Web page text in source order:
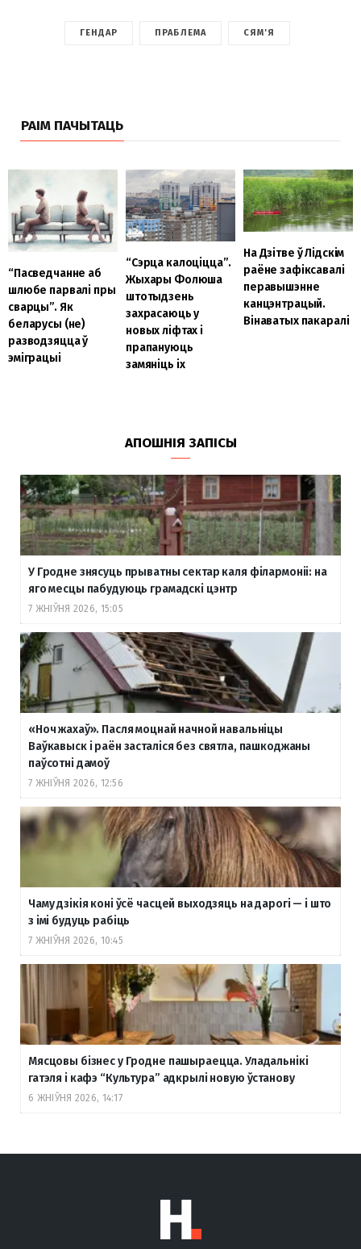
ГЕНДАР ПРАБЛЕМА СЯМ'Я
РАІМ ПАЧЫТАЦЬ
“Пасведчанне аб
шлюбе парвалі пры
сварцы”. Як
беларусы (не)
разводзяцца ў
эміграцыі
“Cэрца калоціцца”.
Жыхары Фолюша
штотыдзень
захрасаюць у
новых ліфтах і
прапануюць
замяніць іх
На Дзітве ў Лідскім
раёне зафіксавалі
перавышэнне
канцэнтрацый.
Вінаватых пакаралі
АПОШНІЯ ЗАПІСЫ
У Гродне знясуць прыватны сектар каля філармоніі: на
яго месцы пабудуюць грамадскі цэнтр
7 ЖНІЎНЯ 2026, 15:05
«Ноч жахаў». Пасля моцнай начной навальніцы
Ваўкавыск і раён засталіся без святла, пашкоджаны
паўсотні дамоў
7 ЖНІЎНЯ 2026, 12:56
Чаму дзікія коні ўсё часцей выходзяць на дарогі — і што
з імі будуць рабіць
7 ЖНІЎНЯ 2026, 10:45
Мясцовы бізнес у Гродне пашыраецца. Уладальнікі
гатэля і кафэ “Культура” адкрылі новую ўстанову
6 ЖНІЎНЯ 2026, 14:17